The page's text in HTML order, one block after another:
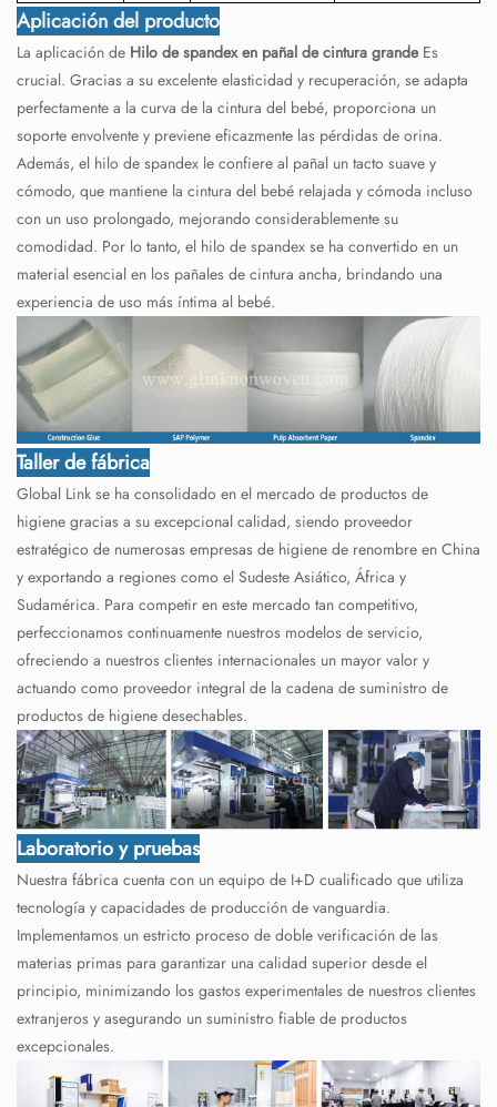
Aplicación del producto
La aplicación de Hilo de spandex en pañal de cintura grandeEs
crucial. Gracias a su excelente elasticidad y recuperación, se adapta
perfectamente a la curva de la cintura del bebé, proporciona un
soporte envolvente y previene eficazmente las pérdidas de orina.
Además, el hilo de spandex le confiere al pañal un tacto suave y
cómodo, que mantiene la cintura del bebé relajada y cómoda incluso
con un uso prolongado, mejorando considerablemente su
comodidad. Por lo tanto, el hilo de spandex se ha convertido en un
material esencial en los pañales de cintura ancha, brindando una
experiencia de uso más íntima al bebé.
Taller de fábrica
Global Link se ha consolidado en el mercado de productos de
higiene gracias a su excepcional calidad, siendo proveedor
estratégico de numerosas empresas de higiene de renombre en China
y exportando a regiones como el Sudeste Asiático, África y
Sudamérica. Para competir en este mercado tan competitivo,
perfeccionamos continuamente nuestros modelos de servicio,
ofreciendo a nuestros clientes internacionales un mayor valor y
actuando como proveedor integral de la cadena de suministro de
productos de higiene desechables.
Laboratorio y pruebas
Nuestra fábrica cuenta con un equipo de I+D cualificado que utiliza
tecnología y capacidades de producción de vanguardia.
Implementamos un estricto proceso de doble verificación de las
materias primas para garantizar una calidad superior desde el
principio, minimizando los gastos experimentales de nuestros clientes
extranjeros y asegurando un suministro fiable de productos
excepcionales.